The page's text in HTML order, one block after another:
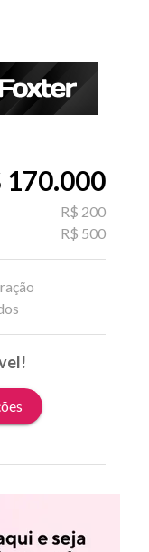
170.000
R$ 200
R$ 500